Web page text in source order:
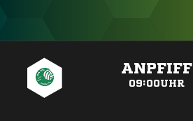
ANPFIFF
09:00UHR